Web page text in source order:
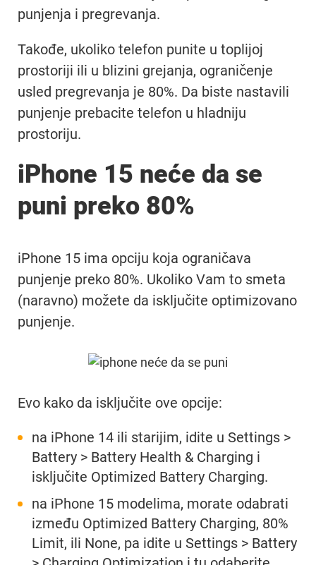
punjenja i pregrevanja.
Takođe, ukoliko telefon punite u toplijoj
prostoriji ili u blizini grejanja, ograničenje
usled pregrevanja je 80%. Da biste nastavili
punjenje prebacite telefon u hladniju
prostoriju.
iPhone 15 neće da se
puni preko 80%
iPhone 15 ima opciju koja ograničava
punjenje preko 80%. Ukoliko Vam to smeta
(naravno) možete da isključite optimizovano
punjenje.
Evo kako da isključite ove opcije:
na iPhone 14 ili starijim, idite u Settings >
Battery > Battery Health & Charging i
isključite Optimized Battery Charging.
na iPhone 15 modelima, morate odabrati
između Optimized Battery Charging, 80%
Limit, ili None, pa idite u Settings > Battery